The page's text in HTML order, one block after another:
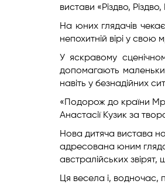
вистави «Різдво, Різдво,
На юних глядачів
непохитній вірі у свою
У яскравому
допомагають
навіть у безнадійних
«Подорож до країни
Анастасії Кузик за
Нова дитяча вистава
адресована юним
австралійських
Ця весела і, водночас,